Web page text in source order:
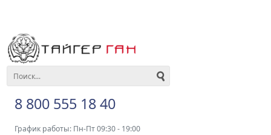
8 800 555 18 40
График работы: Пн-Пт 09:30 - 19:00